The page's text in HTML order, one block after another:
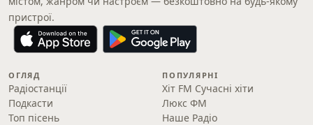
пристрої.
ОГЛЯД
Радіостанції
Подкасти
Топ пісень
ПОПУЛЯРНІ
Хіт FM Сучасні хіти
Люкс ФМ
Наше Радіо